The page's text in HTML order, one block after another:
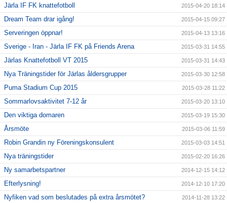
Järla IF FK knattefotboll 2015-04-20 18:14
Dream Team drar igång! 2015-04-15 09:27
Serveringen öppnar! 2015-04-13 13:16
Sverige - Iran - Järla IF FK på Friends Arena 2015-03-31 14:55
Järlas Knattefotboll VT 2015 2015-03-31 14:43
Nya Träningstider för Järlas åldersgrupper 2015-03-30 12:58
Puma Stadium Cup 2015 2015-03-28 11:22
Sommarlovsaktivitet 7-12 år 2015-03-20 13:10
Den viktiga domaren 2015-03-19 15:30
Årsmöte 2015-03-06 11:59
Robin Grandin ny Föreningskonsulent 2015-03-03 14:51
Nya träningstider 2015-02-20 16:26
Ny samarbetspartner 2014-12-15 14:12
Efterlysning! 2014-12-10 17:20
Nyfiken vad som beslutades på extra årsmötet? 2014-11-28 13:22